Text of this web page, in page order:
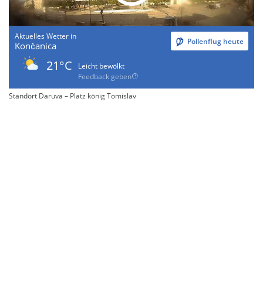
Aktuelles Wetter in
Končanica Pollenflug heute
21°C
Leicht bewölkt
Feedback geben
Standort Daruva – Platz könig Tomislav